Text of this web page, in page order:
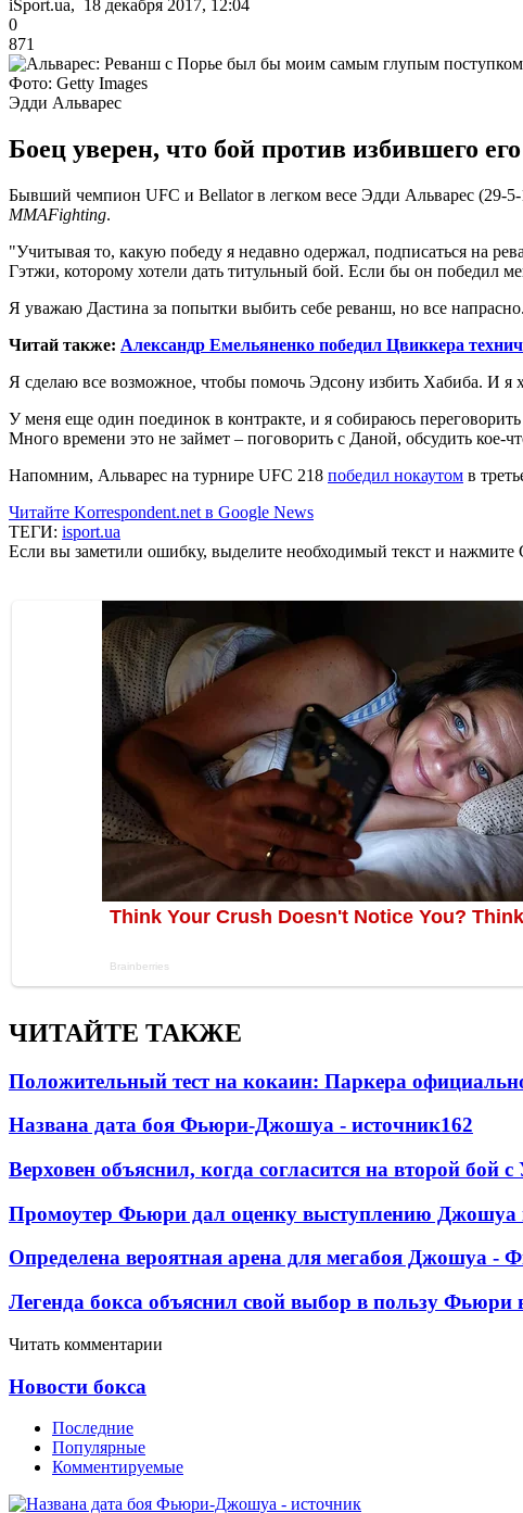
iSport.ua, 18 декабря 2017, 12:04
0
871
Фото: Getty Images
Эдди Альварес
Боец уверен, что бой против избившего
Бывший чемпион UFC и Bellator в легком весе Эдди Альварес (29-
MMAFighting.
"Учитывая то, какую победу я недавно одержал, подписаться на
Гэтжи, которому хотели дать титульный бой. Если бы он победил
Я уважаю Дастина за попытки выбить себе реванш, но все
Читай также: Александр Емельяненко победил Цвиккера
Я сделаю все возможное, чтобы помочь Эдсону избить Хабиба. И я
У меня еще один поединок в контракте, и я собираюсь
Много времени это не займет – поговорить с Даной, обсудить кое-
Напомним, Альварес на турнире UFC 218 победил нокаутом в
Читайте Korrespondent.net в Google News
ТЕГИ: isport.ua
Если вы заметили ошибку, выделите необходимый текст и нажмите
ЧИТАЙТЕ ТАКЖЕ
Положительный тест на кокаин: Паркера
Названа дата боя Фьюри-Джошуа - источник162
Верховен объяснил, когда согласится на второй бой
Промоутер Фьюри дал оценку выступлению Джошуа
Определена вероятная арена для мегабоя Джошуа -
Легенда бокса объяснил свой выбор в пользу
Читать комментарии
Новости бокса
Последние
Популярные
Комментируемые